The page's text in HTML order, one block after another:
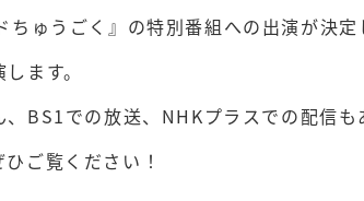
ゅうごく』の特別番組への出演が決定
ます。
BS1での放送、NHKプラスでの配信も
ご覧ください！